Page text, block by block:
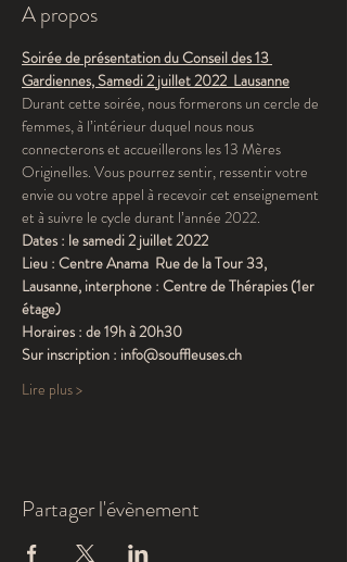
A propos
Soirée de présentation du Conseil des 13
Gardiennes, Samedi 2 juillet 2022  Lausanne
Durant cette soirée, nous formerons un cercle de
femmes, à l’intérieur duquel nous nous
connecterons et accueillerons les 13 Mères
Originelles. Vous pourrez sentir, ressentir votre
envie ou votre appel à recevoir cet enseignement
et à suivre le cycle durant l’année 2022.
Dates : le samedi 2 juillet 2022
Lieu : Centre Anama  Rue de la Tour 33,
Lausanne, interphone : Centre de Thérapies (1er
étage)
Horaires : de 19h à 20h30
Sur inscription : info@souffleuses.ch
Lire plus >
Partager l'évènement